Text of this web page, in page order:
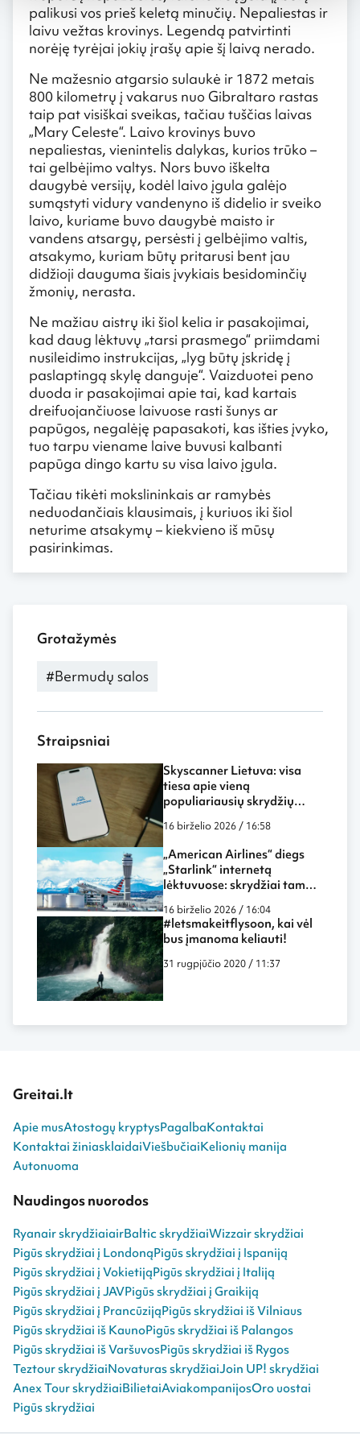
palikusi vos prieš keletą minučių. Nepaliestas ir
laivu vežtas krovinys. Legendą patvirtinti
norėję tyrėjai jokių įrašų apie šį laivą nerado.
Ne mažesnio atgarsio sulaukė ir 1872 metais
800 kilometrų į vakarus nuo Gibraltaro rastas
taip pat visiškai sveikas, tačiau tuščias laivas
„Mary Celeste“. Laivo krovinys buvo
nepaliestas, vienintelis dalykas, kurios trūko –
tai gelbėjimo valtys. Nors buvo iškelta
daugybė versijų, kodėl laivo įgula galėjo
sumąstyti vidury vandenyno iš didelio ir sveiko
laivo, kuriame buvo daugybė maisto ir
vandens atsargų, persėsti į gelbėjimo valtis,
atsakymo, kuriam būtų pritarusi bent jau
didžioji dauguma šiais įvykiais besidominčių
žmonių, nerasta.
Ne mažiau aistrų iki šiol kelia ir pasakojimai,
kad daug lėktuvų „tarsi prasmego“ priimdami
nusileidimo instrukcijas, „lyg būtų įskridę į
paslaptingą skylę danguje“. Vaizduotei peno
duoda ir pasakojimai apie tai, kad kartais
dreifuojančiuose laivuose rasti šunys ar
papūgos, negalėję papasakoti, kas išties įvyko,
tuo tarpu viename laive buvusi kalbanti
papūga dingo kartu su visa laivo įgula.
Tačiau tikėti mokslininkais ar ramybės
neduodančiais klausimais, į kuriuos iki šiol
neturime atsakymų – kiekvieno iš mūsų
pasirinkimas.
Grotažymės
#Bermudų salos
Straipsniai
Skyscanner Lietuva: visa
tiesa apie vieną
populiariausių skrydžių
16 birželio 2026 / 16:58
„American Airlines“ diegs
„Starlink“ internetą
lėktuvuose: skrydžiai tampa
dar labiau panašūs į darbą
biure ar namuose
16 birželio 2026 / 16:04
#letsmakeitflysoon, kai vėl
bus įmanoma keliauti!
31 rugpjūčio 2020 / 11:37
Greitai.lt
Apie musAtostogų kryptysPagalbaKontaktai
Kontaktai žiniasklaidaiViešbučiaiKelionių manija
Autonuoma
Naudingos nuorodos
Ryanair skrydžiaiairBaltic skrydžiaiWizzair skrydžiai
Pigūs skrydžiai į LondonąPigūs skrydžiai į Ispaniją
Pigūs skrydžiai į VokietijąPigūs skrydžiai į Italiją
Pigūs skrydžiai į JAVPigūs skrydžiai į Graikiją
Pigūs skrydžiai į PrancūzijąPigūs skrydžiai iš Vilniaus
Pigūs skrydžiai iš KaunoPigūs skrydžiai iš Palangos
Pigūs skrydžiai iš VaršuvosPigūs skrydžiai iš Rygos
Teztour skrydžiaiNovaturas skrydžiaiJoin UP! skrydžiai
Anex Tour skrydžiaiBilietaiAviakompanijosOro uostai
Pigūs skrydžiai